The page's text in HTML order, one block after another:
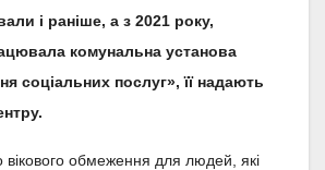
і раніше, а з 2021 року,
комунальна установа
соціальних послуг», її надають
вікового обмеження для людей, які